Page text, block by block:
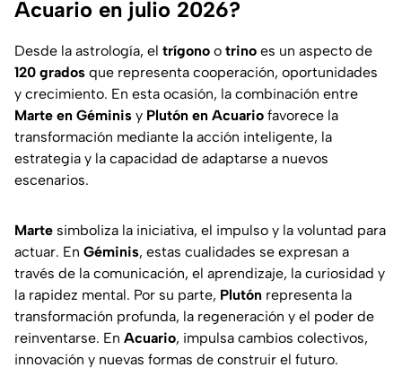
Acuario en julio 2026?
Desde la astrología, el trígono o trino es un aspecto de
120 grados que representa cooperación, oportunidades
y crecimiento. En esta ocasión, la combinación entre
Marte en Géminis y Plutón en Acuario favorece la
transformación mediante la acción inteligente, la
estrategia y la capacidad de adaptarse a nuevos
escenarios.
Marte simboliza la iniciativa, el impulso y la voluntad para
actuar. En Géminis, estas cualidades se expresan a
través de la comunicación, el aprendizaje, la curiosidad y
la rapidez mental. Por su parte, Plutón representa la
transformación profunda, la regeneración y el poder de
reinventarse. En Acuario, impulsa cambios colectivos,
innovación y nuevas formas de construir el futuro.